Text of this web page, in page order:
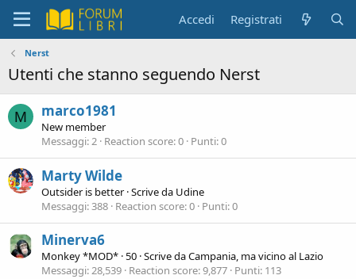
Accedi Registrati
Nerst
Utenti che stanno seguendo Nerst
M marco1981
New member
Messaggi 2 Reaction score 0 Punti 0
Marty Wilde
Outsider is better ·Scrive da Udine
Messaggi 388 Reaction score 0 Punti 0
Minerva6
Monkey *MOD* ·50 ·Scrive daCampania, ma vicino al Lazio
Messaggi 28,539 Reaction score 9,877 Punti 113